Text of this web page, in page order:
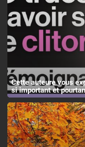
Cette auteure vous
si important et